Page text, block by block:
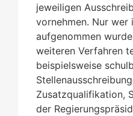
jeweiligen
vornehmen. Nur wer
aufgenommen
weiteren Verfahren
beispielsweise
Zusatzqualifikation,
der